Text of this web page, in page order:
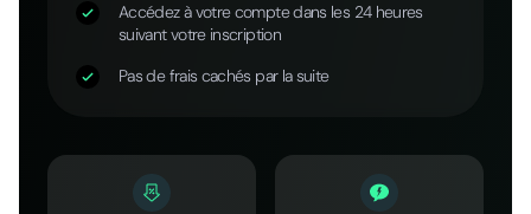
Accédez à votre compte dans les 24 heures
suivant votre inscription
Pas de frais cachés par la suite